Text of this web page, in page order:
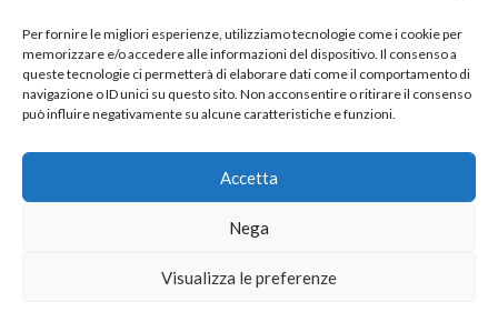
Per fornire le migliori esperienze, utilizziamo tecnologie come i cookie per
memorizzare e/o accedere alle informazioni del dispositivo. Il consenso a
queste tecnologie ci permetterà di elaborare dati come il comportamento di
navigazione o ID unici su questo sito. Non acconsentire o ritirare il consenso
può influire negativamente su alcune caratteristiche e funzioni.
Accetta
Nega
Visualizza le preferenze
Seguici
POLITICA DI QUALITÀ E SICUREZZA